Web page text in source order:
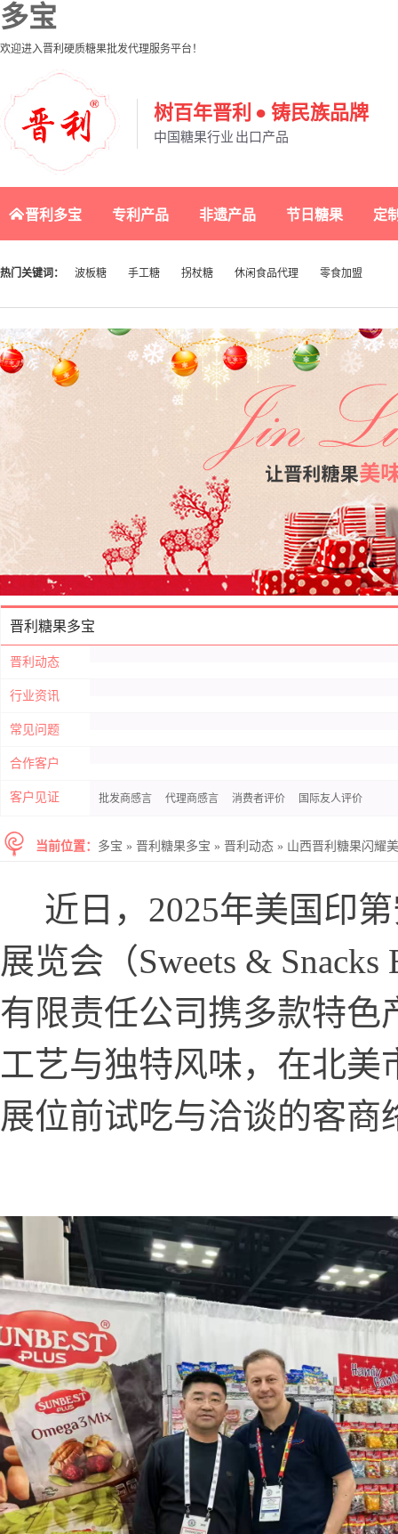
多宝
欢迎进入晋利硬质糖果批发代理服务平台！
树百年晋利 ● 铸民族品牌
中国糖果行业 出口产品
晋利多宝 专利产品 非遗产品 节日糖果 定
热门关键词： 波板糖 手工糖 拐杖糖 休闲食品代理 零食加盟
晋利糖果多宝
晋利动态
行业资讯
常见问题
合作客户
客户见证 批发商感言 代理商感言 消费者评价 国际友人评价
当前位置： 多宝 » 晋利糖果多宝 » 晋利动态 » 山西晋利糖果闪耀
近日，2025年美国印第
展览会（Sweets &
有限责任公司携多款特色
工艺与独特风味，在北
展位前试吃与洽谈的客